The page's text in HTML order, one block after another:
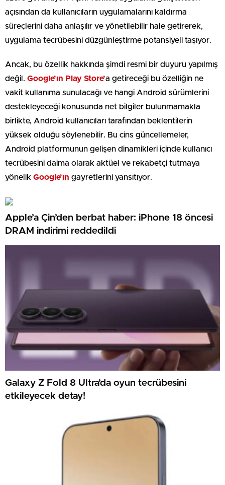
açısından da kullanıcıların uygulamalarını kaldırma
süreçlerini daha anlaşılır ve yönetilebilir hale getirerek,
uygulama tecrübesini düzgünleştirme potansiyeli taşıyor.
Ancak, bu özellik hakkında şimdi resmi bir duyuru yapılmış
değil. Google’ın Play Store’a getireceği bu özelliğin ne
vakit kullanıma sunulacağı ve hangi Android sürümlerini
destekleyeceği konusunda net bilgiler bulunmamakla
birlikte, Android kullanıcıları tarafından beklentilerin
yüksek olduğu söylenebilir. Bu cins güncellemeler,
Android platformunun gelişen dinamikleri içinde kullanıcı
tecrübesini daima olarak aktüel ve rekabetçi tutmaya
yönelik Google’ın gayretlerini yansıtıyor.
Apple’a Çin’den berbat haber: iPhone 18 öncesi
DRAM indirimi reddedildi
Galaxy Z Fold 8 Ultra’da oyun tecrübesini
etkileyecek detay!